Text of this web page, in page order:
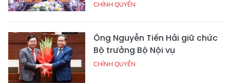
CHÍNH QUYỀN
Ông Nguyễn Tiến Hải giữ chức
Bộ trưởng Bộ Nội vụ
CHÍNH QUYỀN